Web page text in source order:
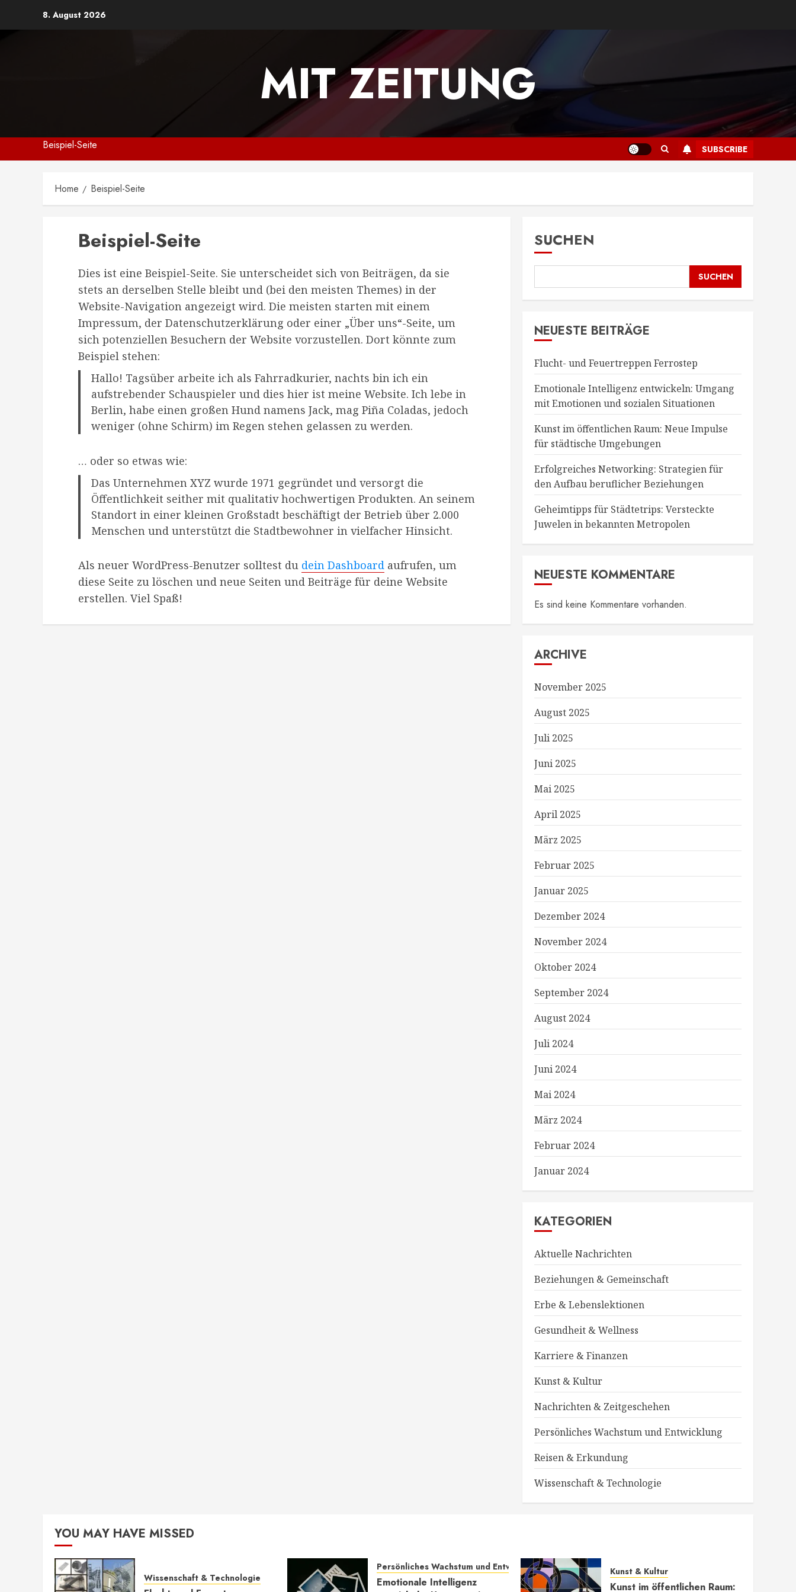
8. August 2026
MIT ZEITUNG
Beispiel-Seite SUBSCRIBE
Home Beispiel-Seite
Beispiel-Seite
Dies ist eine Beispiel-Seite. Sie unterscheidet sich von Beiträgen, da sie
stets an derselben Stelle bleibt und (bei den meisten Themes) in der
Website-Navigation angezeigt wird. Die meisten starten mit einem
Impressum, der Datenschutzerklärung oder einer „Über uns“-Seite, um
sich potenziellen Besuchern der Website vorzustellen. Dort könnte zum
Beispiel stehen:
Hallo! Tagsüber arbeite ich als Fahrradkurier, nachts bin ich ein
aufstrebender Schauspieler und dies hier ist meine Website. Ich lebe in
Berlin, habe einen großen Hund namens Jack, mag Piña Coladas, jedoch
weniger (ohne Schirm) im Regen stehen gelassen zu werden.
… oder so etwas wie:
Das Unternehmen XYZ wurde 1971 gegründet und versorgt die
Öffentlichkeit seither mit qualitativ hochwertigen Produkten. An seinem
Standort in einer kleinen Großstadt beschäftigt der Betrieb über 2.000
Menschen und unterstützt die Stadtbewohner in vielfacher Hinsicht.
Als neuer WordPress-Benutzer solltest du dein Dashboard aufrufen, um
diese Seite zu löschen und neue Seiten und Beiträge für deine Website
erstellen. Viel Spaß!
SUCHEN
SUCHEN
NEUESTE BEITRÄGE
Flucht- und Feuertreppen Ferrostep
Emotionale Intelligenz entwickeln: Umgang
mit Emotionen und sozialen Situationen
Kunst im öffentlichen Raum: Neue Impulse
für städtische Umgebungen
Erfolgreiches Networking: Strategien für
den Aufbau beruflicher Beziehungen
Geheimtipps für Städtetrips: Versteckte
Juwelen in bekannten Metropolen
NEUESTE KOMMENTARE
Es sind keine Kommentare vorhanden.
ARCHIVE
November 2025
August 2025
Juli 2025
Juni 2025
Mai 2025
April 2025
März 2025
Februar 2025
Januar 2025
Dezember 2024
November 2024
Oktober 2024
September 2024
August 2024
Juli 2024
Juni 2024
Mai 2024
März 2024
Februar 2024
Januar 2024
KATEGORIEN
Aktuelle Nachrichten
Beziehungen & Gemeinschaft
Erbe & Lebenslektionen
Gesundheit & Wellness
Karriere & Finanzen
Kunst & Kultur
Nachrichten & Zeitgeschehen
Persönliches Wachstum und Entwicklung
Reisen & Erkundung
Wissenschaft & Technologie
YOU MAY HAVE MISSED
Wissenschaft & Technologie
Persönliches Wachstum und Entwicklung
Emotionale Intelligenz
Kunst & Kultur
Kunst im öffentlichen Raum: